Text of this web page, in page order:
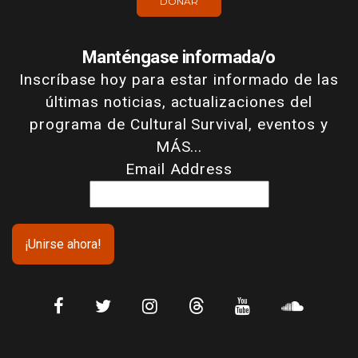
Manténgase informada/o
Inscríbase hoy para estar informado de las
últimas noticias, actualizaciones del
programa de Cultural Survival, eventos y
MÁS...
Email Address